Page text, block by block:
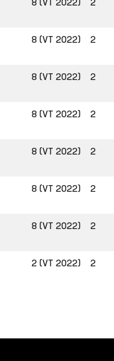
8 (VT 2022) 2
8 (VT 2022) 2
8 (VT 2022) 2
8 (VT 2022) 2
8 (VT 2022) 2
8 (VT 2022) 2
2 (VT 2022) 2